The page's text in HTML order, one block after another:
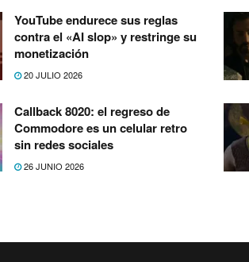
YouTube endurece sus reglas
contra el «AI slop» y restringe su
monetización
20 JULIO 2026
Callback 8020: el regreso de
Commodore es un celular retro
sin redes sociales
26 JUNIO 2026